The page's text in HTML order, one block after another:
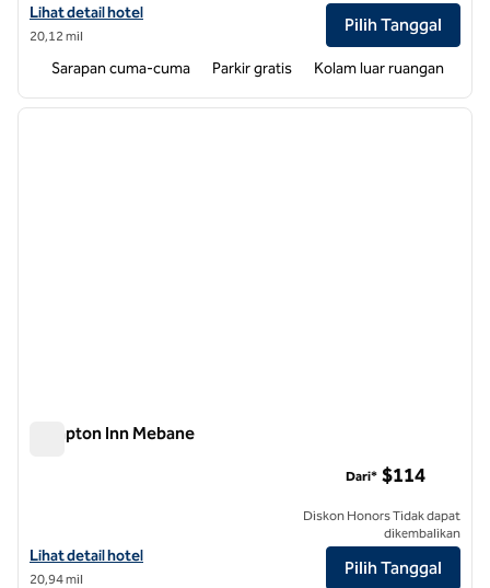
Lihat detail hotel untuk Homewood Suites by Hilton Raleigh Cary I-
Lihat detail hotel
20,12 mil
Pilih Tanggal
Sarapan cuma-cuma Parkir gratis Kolam luar ruangan
1 dari 12
Hampton Inn Mebane
Lihat detail hotel untuk Hampton Inn Mebane
Lihat detail hotel
20,94 mil
Dari* $114
Diskon Honors Tidak dapat
dikembalikan
Pilih Tanggal